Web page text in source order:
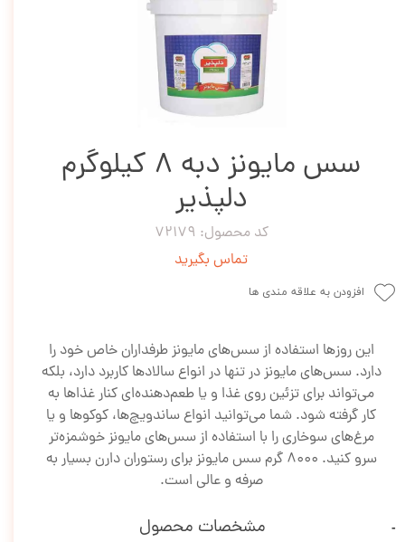
سس مایونز دبه 8 کیلوگرم
دلپذیر
کد محصول: 72179
تماس بگیرید
افزودن به علاقه مندی ها
این روزها استفاده از سس‌های مایونز طرفداران خاص خود را
دارد. سس‌های مایونز در تنها در انواع سالادها کاربرد دارد، بلکه
می‌تواند برای تزئین روی غذا و یا طعم‌دهنده‌ای کنار غذاها به
کار گرفته شود. شما می‌توانید انواع ساندویچ‌ها، کوکوها و یا
مرغ‌های سوخاری را با استفاده از سس‌های مایونز خوشمزه‌تر
سرو کنید. 8000 گرم سس مایونز برای رستوران دارن بسیار به
صرفه و عالی است.
مشخصات محصول